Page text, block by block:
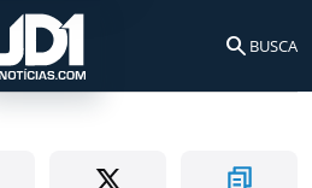
search BUSCA